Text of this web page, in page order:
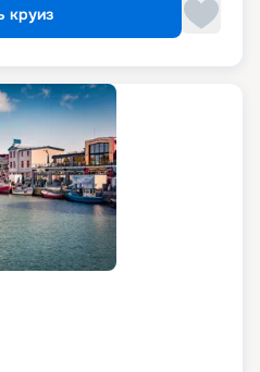
круиз